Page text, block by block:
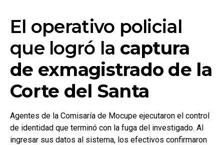
El operativo policial
que logró la captura
de exmagistrado de la
Corte del Santa
Agentes de la Comisaría de Mocupe ejecutaron el control
de identidad que terminó con la fuga del investigado. Al
ingresar sus datos al sistema, los efectivos confirmaron